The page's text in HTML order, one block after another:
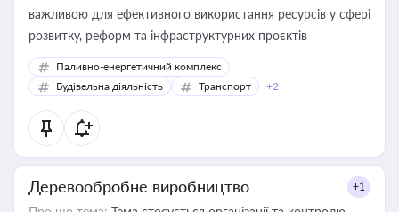
важливою для ефективного використання ресурсів у сфері
розвитку, реформ та інфраструктурних проєктів
Паливно-енергетичний комплекс
Будівельна діяльність
Транспорт +2
Деревообробне виробництво +1